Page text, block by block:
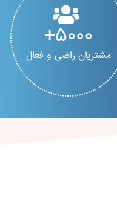
5000
مشتریان راضی و فعال